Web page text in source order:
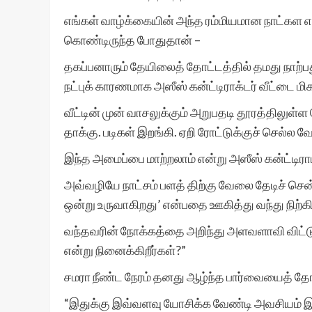
எங்கள் வாழ்க்கையின் அந்த ரம்மியமான நாட்கள
கொண்டிருந்த போதுதான் –
தகப்பனாரும் தேயிலைத் தோட்டத்தில் தமது
நட்புக் காரணமாக அஸீஸ் கன்ட்டிராக்டர் வீட்டை
வீட்டின் முன் வாசலுக்கும் அறுபதடி
தாக்கு. படிகள் இறங்கி. ஏறி ரோட்டுக்குச் செல்ல
இந்த அமைப்பை மாற்றலாம் என்று அஸீஸ்
அவ்வழியே நாட்சம் பளத் திற்கு வேலை தேடிச்
ஒன்று உருவாகிறது’ என்பதை ஊகித்து வந்து
வந்தவரின் நோக்கத்தை அறிந்து அளவளாவி
என்று நினைக்கிறீர்கள்?”
சமரா நீண்ட நேரம் தனது ஆழ்ந்த பார்வையைத்
“இதுக்கு இவ்வளவு யோசிக்க வேண்டி அவசியம்